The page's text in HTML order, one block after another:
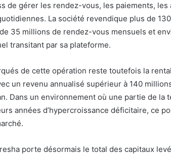
de gérer les rendez-vous, les paiements, les
La société revendique plus de
35 millions de rendez-vous mensuels et
transitant par sa plateforme.
de cette opération reste toutefois la
un revenu annualisé supérieur à 140
Dans un environnement où une partie de la
années d’hypercroissance déficitaire, ce
porte désormais le total des capitaux